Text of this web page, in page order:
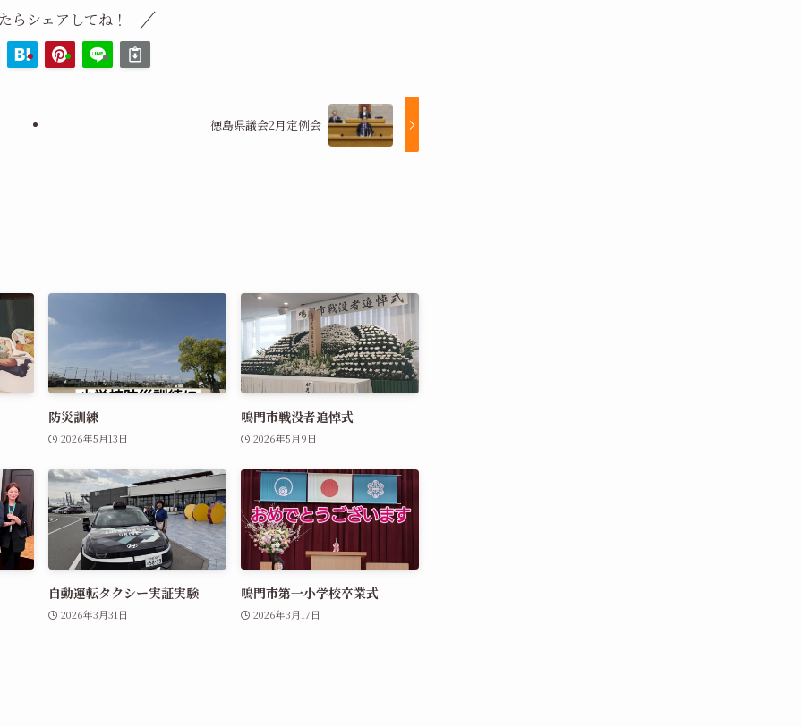
らシェアしてね！
徳島県議会2月定例会
防災訓練
2026年5月13日
鳴門市戦没者追悼式
2026年5月9日
自動運転タクシー実証実験
2026年3月31日
鳴門市第一小学校卒業式
2026年3月17日